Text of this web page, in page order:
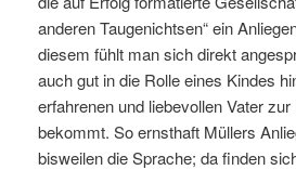
anderen Taugenichtsen“ ein
diesem fühlt man sich direkt
auch gut in die Rolle eines Kindes
erfahrenen und liebevollen Vater
bekommt. So ernsthaft Müllers
bisweilen die Sprache; da finden